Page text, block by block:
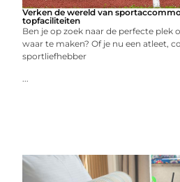
Verken de wereld van
topfaciliteiten
Ben je op zoek naar de perfecte plek
waar te maken? Of je nu een atleet,
sportliefhebber
...